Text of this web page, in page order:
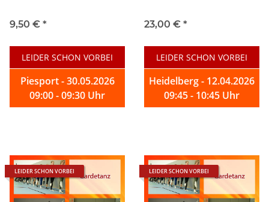
9,50 € *
LEIDER SCHON VORBEI
Piesport - 30.05.2026
09:00 - 09:30 Uhr
23,00 € *
LEIDER SCHON VORBEI
Heidelberg - 12.04.2026
09:45 - 10:45 Uhr
LEIDER SCHON VORBEI LEIDER SCHON VORBEI